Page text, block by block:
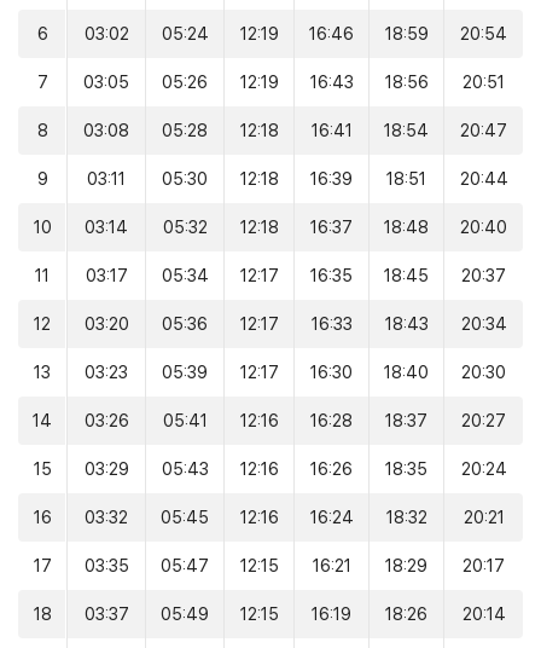
6 03:02 05:24 12:19 16:46 18:59 20:54
7 03:05 05:26 12:19 16:43 18:56 20:51
8 03:08 05:28 12:18 16:41 18:54 20:47
9 03:11 05:30 12:18 16:39 18:51 20:44
10 03:14 05:32 12:18 16:37 18:48 20:40
11 03:17 05:34 12:17 16:35 18:45 20:37
12 03:20 05:36 12:17 16:33 18:43 20:34
13 03:23 05:39 12:17 16:30 18:40 20:30
14 03:26 05:41 12:16 16:28 18:37 20:27
15 03:29 05:43 12:16 16:26 18:35 20:24
16 03:32 05:45 12:16 16:24 18:32 20:21
17 03:35 05:47 12:15 16:21 18:29 20:17
18 03:37 05:49 12:15 16:19 18:26 20:14